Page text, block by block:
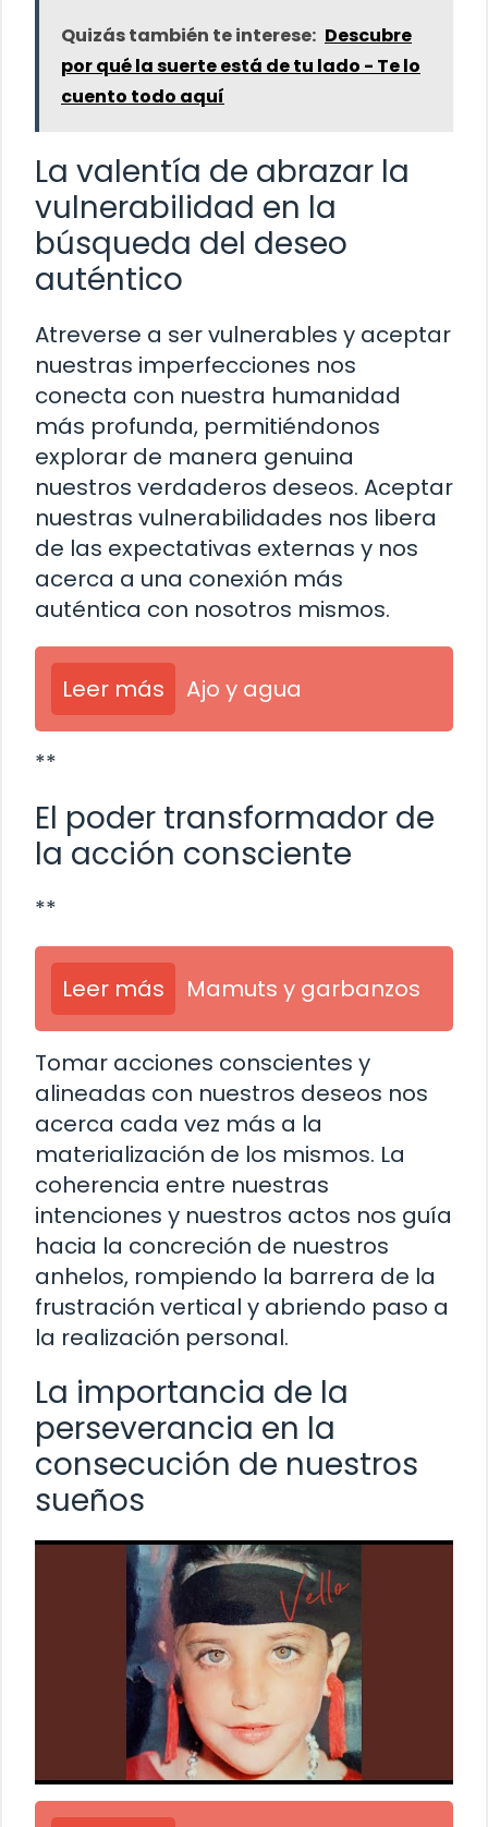
Quizás también te interese: Descubre
por qué la suerte está de tu lado - Te lo
cuento todo aquí
La valentía de abrazar la
vulnerabilidad en la
búsqueda del deseo
auténtico
Atreverse a ser vulnerables y aceptar
nuestras imperfecciones nos
conecta con nuestra humanidad
más profunda, permitiéndonos
explorar de manera genuina
nuestros verdaderos deseos. Aceptar
nuestras vulnerabilidades nos libera
de las expectativas externas y nos
acerca a una conexión más
auténtica con nosotros mismos.
Leer más Ajo y agua
**
El poder transformador de
la acción consciente
**
Leer más Mamuts y garbanzos
Tomar acciones conscientes y
alineadas con nuestros deseos nos
acerca cada vez más a la
materialización de los mismos. La
coherencia entre nuestras
intenciones y nuestros actos nos guía
hacia la concreción de nuestros
anhelos, rompiendo la barrera de la
frustración vertical y abriendo paso a
la realización personal.
La importancia de la
perseverancia en la
consecución de nuestros
sueños